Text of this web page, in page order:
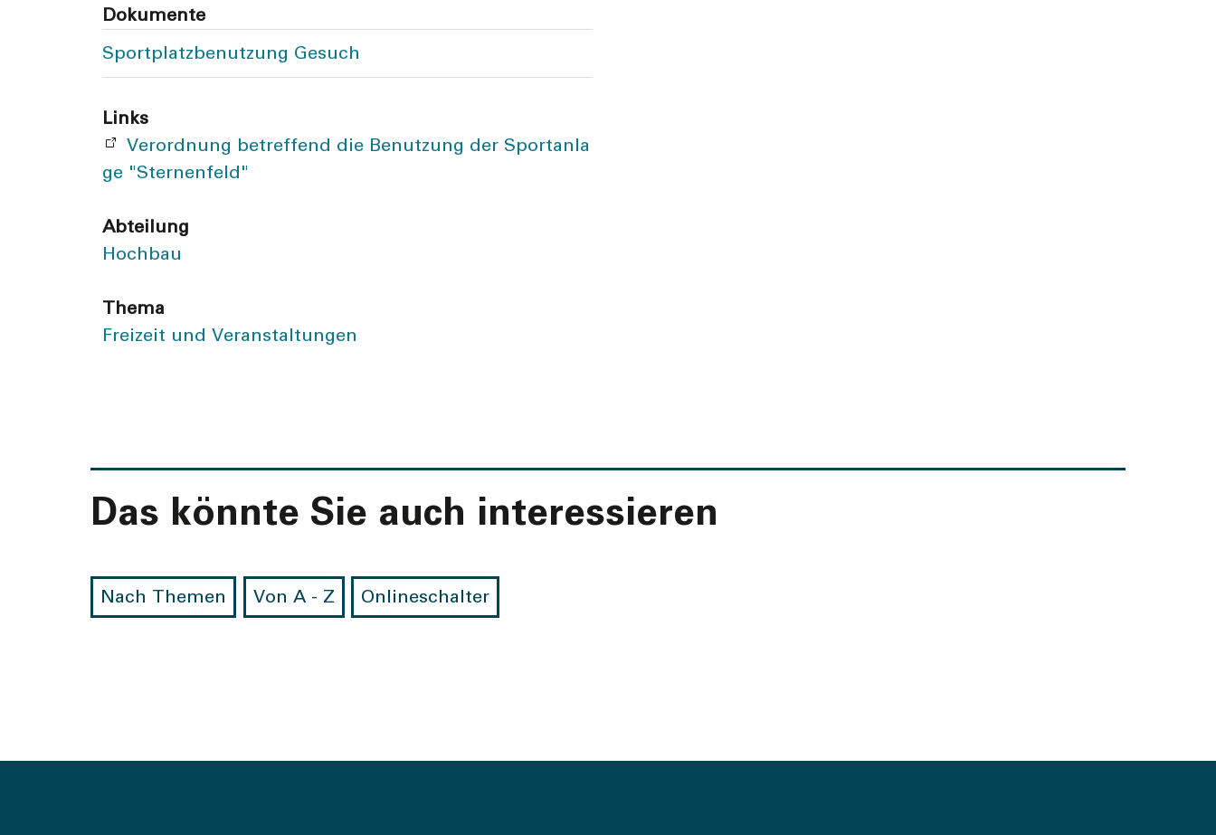
Dokumente
Sportplatzbenutzung Gesuch
Links
Verordnung betreffend die Benutzung der Sportanla
ge "Sternenfeld"
Abteilung
Hochbau
Thema
Freizeit und Veranstaltungen
Das könnte Sie auch ­interes­sieren
Nach Themen Von A - Z Onlineschalter